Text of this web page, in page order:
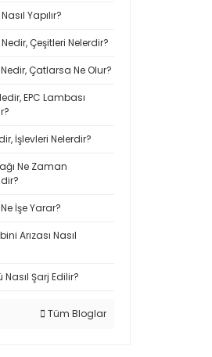
Yapılır?
Çeşitleri Nelerdir?
Çatlarsa Ne Olur?
EPC Lambası
İşlevleri Nelerdir?
Ne Zaman
İşe Yarar?
Arızası Nasıl
Şarj Edilir?
Tüm Bloglar